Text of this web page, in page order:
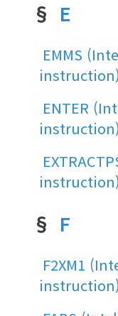
§ E
EMMS
instruction)
ENTER
instruction)
instruction)
§ F
F2XM1
instruction)